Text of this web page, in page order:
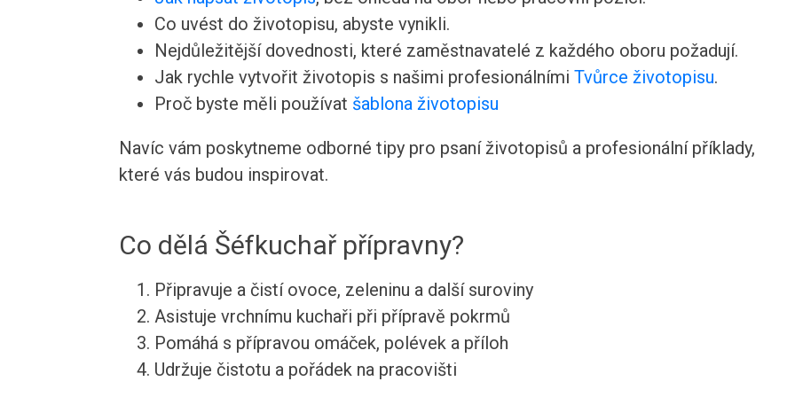
Co uvést do životopisu, abyste vynikli.
Nejdůležitější dovednosti, které zaměstnavatelé z každého oboru požadují.
Jak rychle vytvořit životopis s našimi profesionálnímiTvůrce životopisu.
Proč byste měli používat šablona životopisu
Navíc vám poskytneme odborné tipy pro psaní životopisů a profesionální příklady,
které vás budou inspirovat.
Co dělá Šéfkuchař přípravny?
Připravuje a čistí ovoce, zeleninu a další suroviny
Asistuje vrchnímu kuchaři při přípravě pokrmů
Pomáhá s přípravou omáček, polévek a příloh
Udržuje čistotu a pořádek na pracovišti